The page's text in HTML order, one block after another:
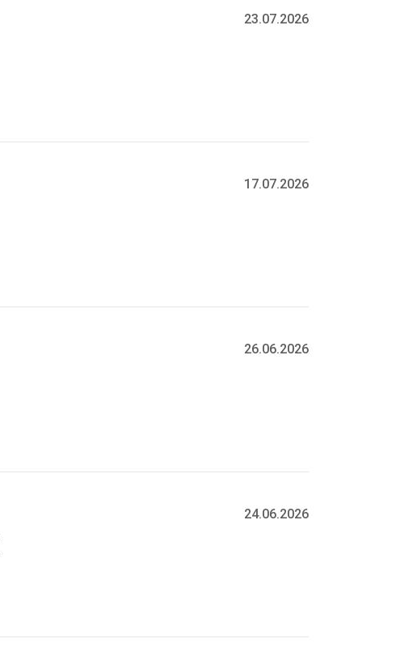
23.07.2026
17.07.2026
26.06.2026
24.06.2026